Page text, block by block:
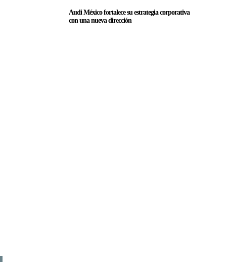
Audi México fortalece su estrategia corporativa
con una nueva dirección